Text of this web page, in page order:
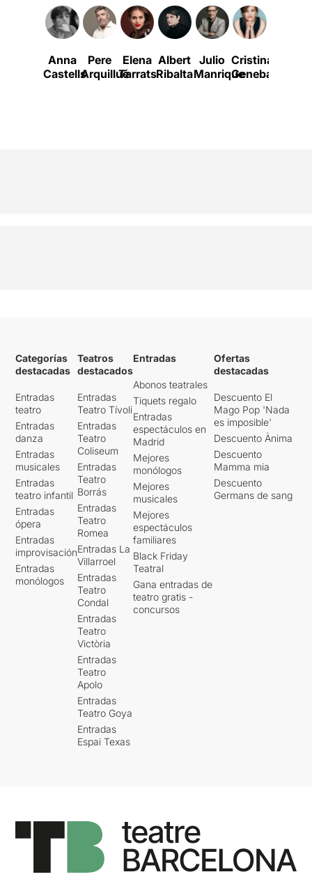
Anna
Castells
Pere
Arquillué
Elena
Tarrats
Albert
Ribalta
Julio
Manrique
Cristina
GenebatOlivares
Categorías
destacadas
Entradas
teatro
Entradas
danza
Entradas
musicales
Entradas
teatro infantil
Entradas
ópera
Entradas
improvisación
Entradas
monólogos
Teatros
destacados
Entradas
Teatro Tívoli
Entradas
Teatro
Coliseum
Entradas
Teatro
Borrás
Entradas
Teatro
Romea
Entradas La
Villarroel
Entradas
Teatro
Condal
Entradas
Teatro
Victòria
Entradas
Teatro
Apolo
Entradas
Teatro Goya
Entradas
Espai Texas
Entradas
Abonos teatrales
Tiquets regalo
Entradas
espectáculos en
Madrid
Mejores
monólogos
Mejores
musicales
Mejores
espectáculos
familiares
Black Friday
Teatral
Gana entradas de
teatro gratis -
concursos
Ofertas
destacadas
Descuento El
Mago Pop 'Nada
es imposible'
Descuento Ànima
Descuento
Mamma mia
Descuento
Germans de sang